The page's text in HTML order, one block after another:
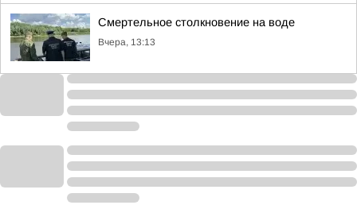
Смертельное столкновение на воде
Вчера, 13:13